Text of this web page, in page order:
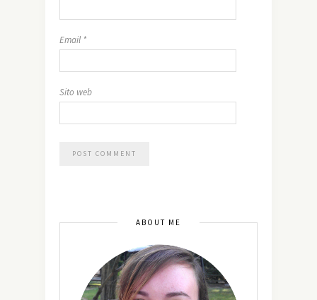
Email *
Sito web
ABOUT ME